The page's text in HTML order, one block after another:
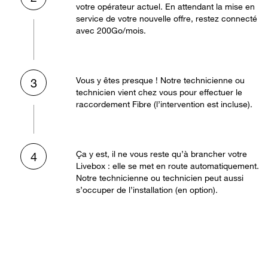
votre opérateur actuel. En attendant la mise en
service de votre nouvelle offre, restez connecté
avec 200Go/mois.
3
Vous y êtes presque ! Notre technicienne ou
technicien vient chez vous pour effectuer le
raccordement Fibre (l’intervention est incluse).
4
Ça y est, il ne vous reste qu’à brancher votre
Livebox : elle se met en route automatiquement.
Notre technicienne ou technicien peut aussi
s’occuper de l’installation (en option).